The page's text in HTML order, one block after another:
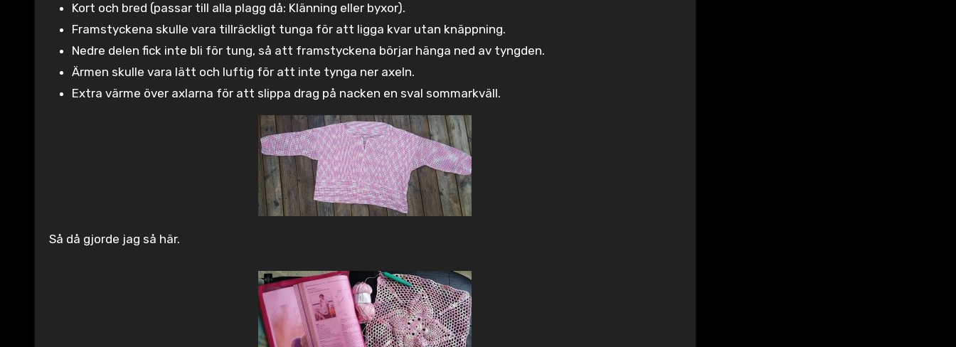
Kort och bred (passar till alla plagg då: Klänning eller byxor).
Framstyckena skulle vara tillräckligt tunga för att ligga kvar utan knäppning.
Nedre delen fick inte bli för tung, så att framstyckena börjar hänga ned av tyngden.
Ärmen skulle vara lätt och luftig för att inte tynga ner axeln.
Extra värme över axlarna för att slippa drag på nacken en sval sommarkväll.
Så då gjorde jag så här.